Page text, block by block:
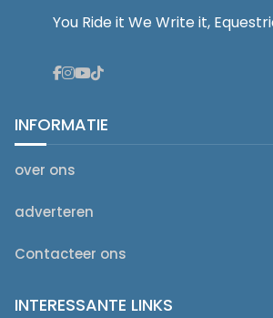
You Ride it We Write it,
INFORMATIE
over ons
adverteren
Contacteer ons
INTERESSANTE LINKS